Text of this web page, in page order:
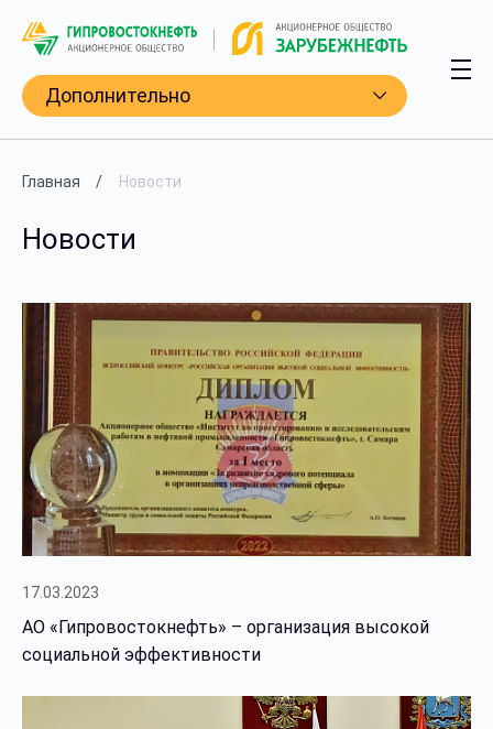
Дополнительно
Главная Новости
Новости
17.03.2023
АО «Гипровостокнефть» – организация высокой
социальной эффективности